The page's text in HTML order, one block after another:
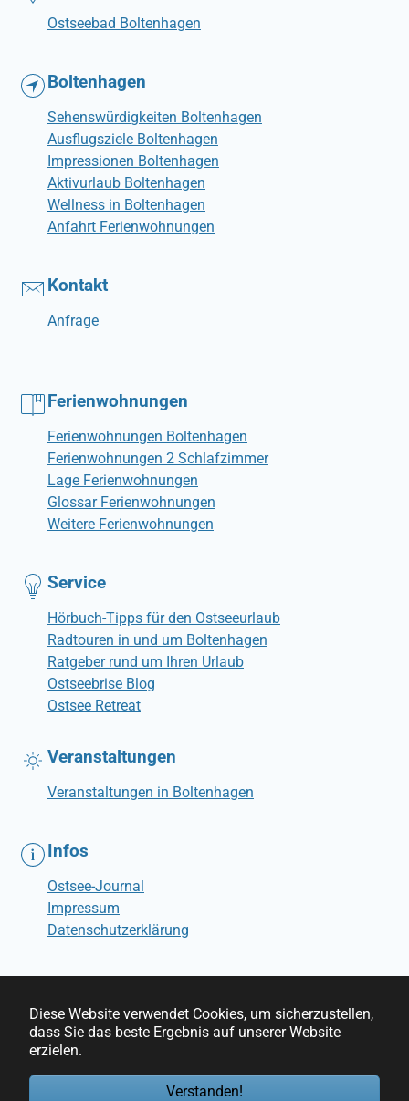
Diese Website verwendet Cookies, um sicherzustellen,
dass Sie das beste Ergebnis auf unserer Website
erzielen.
Verstanden!
Ostseebad Boltenhagen
Boltenhagen
Sehenswürdigkeiten Boltenhagen
Ausflugsziele Boltenhagen
Impressionen Boltenhagen
Aktivurlaub Boltenhagen
Wellness in Boltenhagen
Anfahrt Ferienwohnungen
Kontakt
Anfrage
Ferienwohnungen
Ferienwohnungen Boltenhagen
Ferienwohnungen 2 Schlafzimmer
Lage Ferienwohnungen
Glossar Ferienwohnungen
Weitere Ferienwohnungen
Service
Hörbuch-Tipps für den Ostseeurlaub
Radtouren in und um Boltenhagen
Ratgeber rund um Ihren Urlaub
Ostseebrise Blog
Ostsee Retreat
Veranstaltungen
Veranstaltungen in Boltenhagen
Infos
Ostsee-Journal
Impressum
Datenschutzerklärung
© Ostseebrise Ferienwohnungen